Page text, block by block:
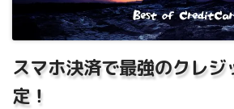
スマホ決済で最強のクレジ
定！